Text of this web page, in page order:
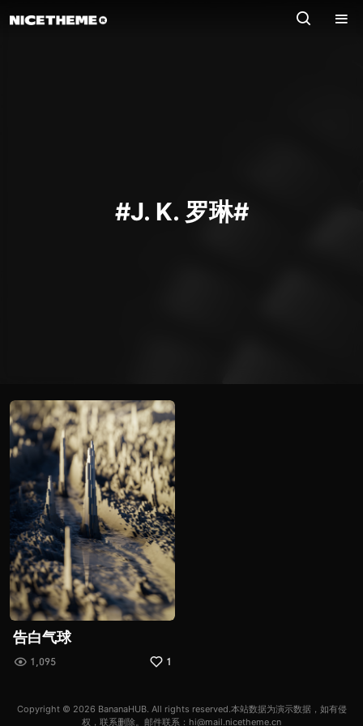
#J. K. 罗琳#
告白气球
1,095 1
Copyright © 2026 BananaHUB. All rights reserved.本站数据为演示数据，如有侵
权，联系删除。邮件联系：hi@mail.nicetheme.cn